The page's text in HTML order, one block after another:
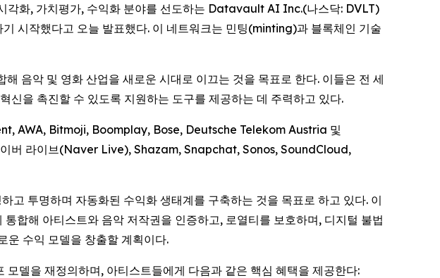
화, 가치평가, 수익화 분야를 선도하는 Datavault AI Inc.(나스닥: DVLT)
시작했다고 오늘 발표했다. 이 네트워크는 민팅(minting)과 블록체인 기술
음악 및 영화 산업을 새로운 시대로 이끄는 것을 목표로 한다. 이들은 전 세
신을 촉진할 수 있도록 지원하는 도구를 제공하는 데 주력하고 있다.
AWA, Bitmoji, Boomplay, Bose, Deutsche Telekom Austria 및
라이브(Naver Live), Shazam, Snapchat, Sonos, SoundCloud,
투명하며 자동화된 수익화 생태계를 구축하는 것을 목표로 하고 있다. 이
해 아티스트와 음악 저작권을 인증하고, 로열티를 보호하며, 디지털 불법
운 수익 모델을 창출할 계획이다.
델을 재정의하며, 아티스트들에게 다음과 같은 핵심 혜택을 제공한다: